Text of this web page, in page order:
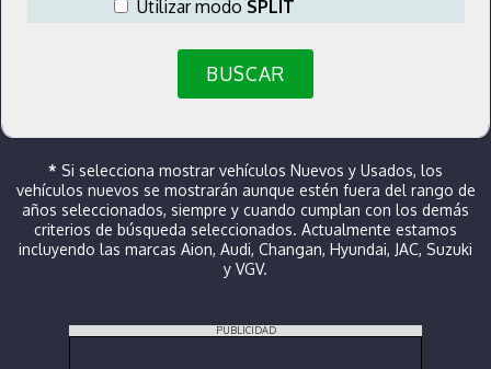
Utilizar modo SPLIT
BUSCAR
* Si selecciona mostrar vehículos Nuevos y Usados, los
vehículos nuevos se mostrarán aunque estén fuera del rango de
años seleccionados, siempre y cuando cumplan con los demás
criterios de búsqueda seleccionados. Actualmente estamos
incluyendo las marcas Aion, Audi, Changan, Hyundai, JAC, Suzuki
y VGV.
PUBLICIDAD